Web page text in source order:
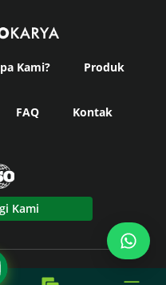
Kami? Produk
FAQ Kontak
Kami
Rights Reserved -